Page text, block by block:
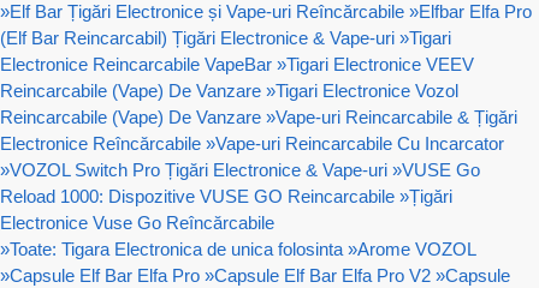
»Elf Bar Țigări Electronice și Vape-uri Reîncărcabile »Elfbar Elfa Pro
(Elf Bar Reincarcabil) Țigări Electronice & Vape-uri »Tigari
Electronice Reincarcabile VapeBar »Tigari Electronice VEEV
Reincarcabile (Vape) De Vanzare »Tigari Electronice Vozol
Reincarcabile (Vape) De Vanzare »Vape-uri Reincarcabile & Țigări
Electronice Reîncărcabile »Vape-uri Reincarcabile Cu Incarcator
»VOZOL Switch Pro Țigări Electronice & Vape-uri »VUSE Go
Reload 1000: Dispozitive VUSE GO Reincarcabile »Țigări
Electronice Vuse Go Reîncărcabile
»Toate: Tigara Electronica de unica folosinta »Arome VOZOL
»Capsule Elf Bar Elfa Pro »Capsule Elf Bar Elfa Pro V2 »Capsule